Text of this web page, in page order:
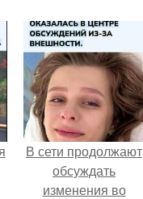
В сети продолжают
обсуждать
изменения во